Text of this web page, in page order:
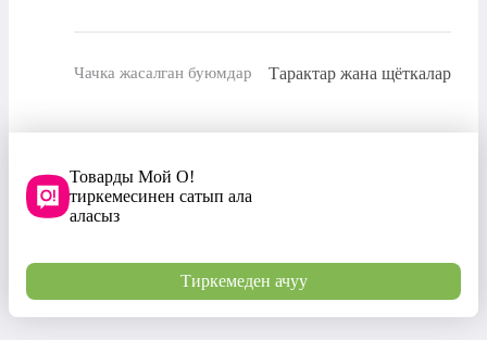
Чачка жасалган буюмдар Тарактар жана щёткалар
Товарды Мой О!
тиркемесинен сатып ала
аласыз
Тиркемеден ачуу